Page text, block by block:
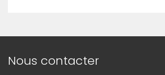
Informations de
Nous contacter